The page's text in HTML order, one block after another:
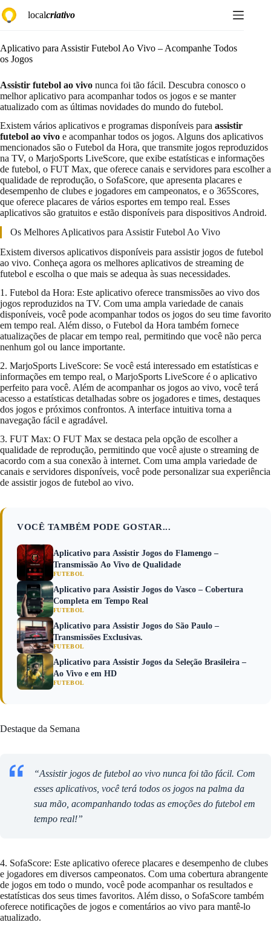
para
localcriativo
Aplicativo para Assistir Futebol Ao Vivo – Acompanhe Todos
os Jogos
Assistir futebol ao vivo nunca foi tão fácil. Descubra conosco o
melhor aplicativo para acompanhar todos os jogos e se manter
atualizado com as últimas novidades do mundo do futebol.
Existem vários aplicativos e programas disponíveis para assistir
futebol ao vivo e acompanhar todos os jogos. Alguns dos aplicativos
mencionados são o Futebol da Hora, que transmite jogos reproduzidos
na TV, o MarjoSports LiveScore, que exibe estatísticas e informações
de futebol, o FUT Max, que oferece canais e servidores para escolher a
qualidade de reprodução, o SofaScore, que apresenta placares e
desempenho de clubes e jogadores em campeonatos, e o 365Scores,
que oferece placares de vários esportes em tempo real. Esses
aplicativos são gratuitos e estão disponíveis para dispositivos Android.
Os Melhores Aplicativos para Assistir Futebol Ao Vivo
Existem diversos aplicativos disponíveis para assistir jogos de futebol
ao vivo. Conheça agora os melhores aplicativos de streaming de
futebol e escolha o que mais se adequa às suas necessidades.
1. Futebol da Hora: Este aplicativo oferece transmissões ao vivo dos
jogos reproduzidos na TV. Com uma ampla variedade de canais
disponíveis, você pode acompanhar todos os jogos do seu time favorito
em tempo real. Além disso, o Futebol da Hora também fornece
atualizações de placar em tempo real, permitindo que você não perca
nenhum gol ou lance importante.
2. MarjoSports LiveScore: Se você está interessado em estatísticas e
informações em tempo real, o MarjoSports LiveScore é o aplicativo
perfeito para você. Além de acompanhar os jogos ao vivo, você terá
acesso a estatísticas detalhadas sobre os jogadores e times, destaques
dos jogos e próximos confrontos. A interface intuitiva torna a
navegação fácil e agradável.
3. FUT Max: O FUT Max se destaca pela opção de escolher a
qualidade de reprodução, permitindo que você ajuste o streaming de
acordo com a sua conexão à internet. Com uma ampla variedade de
canais e servidores disponíveis, você pode personalizar sua experiência
de assistir jogos de futebol ao vivo.
VOCÊ TAMBÉM PODE GOSTAR...
Aplicativo para Assistir Jogos do Flamengo –
Transmissão Ao Vivo de Qualidade
FUTEBOL
Aplicativo para Assistir Jogos do Vasco – Cobertura
Completa em Tempo Real
FUTEBOL
Aplicativo para Assistir Jogos do São Paulo –
Transmissões Exclusivas.
FUTEBOL
Aplicativo para Assistir Jogos da Seleção Brasileira –
Ao Vivo e em HD
FUTEBOL
Destaque da Semana
“Assistir jogos de futebol ao vivo nunca foi tão fácil. Com
esses aplicativos, você terá todos os jogos na palma da
sua mão, acompanhando todas as emoções do futebol em
tempo real!”
4. SofaScore: Este aplicativo oferece placares e desempenho de clubes
e jogadores em diversos campeonatos. Com uma cobertura abrangente
de jogos em todo o mundo, você pode acompanhar os resultados e
estatísticas dos seus times favoritos. Além disso, o SofaScore também
oferece notificações de jogos e comentários ao vivo para mantê-lo
atualizado.